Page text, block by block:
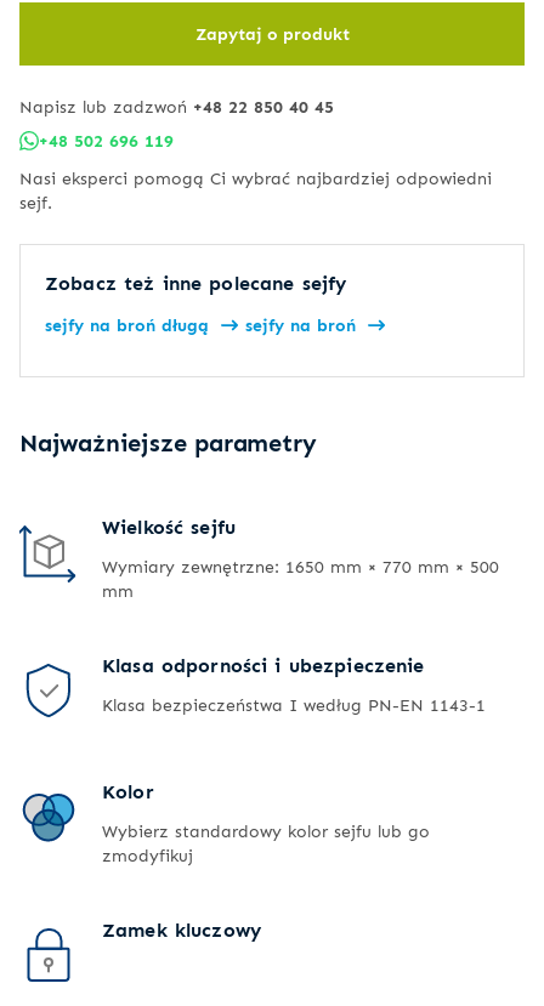
Zapytaj o produkt
Napisz lub zadzwoń +48 22 850 40 45
+48 502 696 119
Nasi eksperci pomogą Ci wybrać najbardziej odpowiedni
sejf.
Zobacz też inne polecane sejfy
sejfy na broń długą sejfy na broń
Najważniejsze parametry
Wielkość sejfu
Wymiary zewnętrzne: 1650 mm × 770 mm × 500
mm
Klasa odporności i ubezpieczenie
Klasa bezpieczeństwa I według PN-EN 1143-1
Kolor
Wybierz standardowy kolor sejfu lub go
zmodyfikuj
Zamek kluczowy